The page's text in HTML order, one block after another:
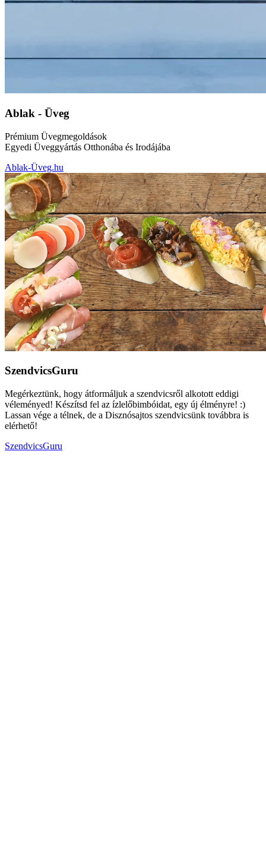
Ablak - Üveg
Prémium Üvegmegoldások
Egyedi Üveggyártás Otthonába és Irodájába
Ablak-Üveg.hu
SzendvicsGuru
Megérkeztünk, hogy átformáljuk a szendvicsről alkotott eddigi
véleményed! Készítsd fel az ízlelőbimbóidat, egy új élményre! :)
Lassan vége a télnek, de a Disznósajtos szendvicsünk továbbra is
elérhető!
SzendvicsGuru